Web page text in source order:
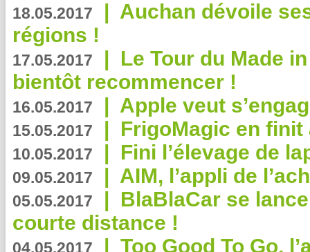
18.05.2017 | Auchan dévoile
régions !
17.05.2017 | Le Tour du Made
bientôt recommencer !
16.05.2017 | Apple veut
15.05.2017 | FrigoMagic en
10.05.2017 | Fini l’élevage de
09.05.2017 | AIM, l’appli de
05.05.2017 | BlaBlaCar se
courte distance !
04.05.2017 | Too Good To Go,